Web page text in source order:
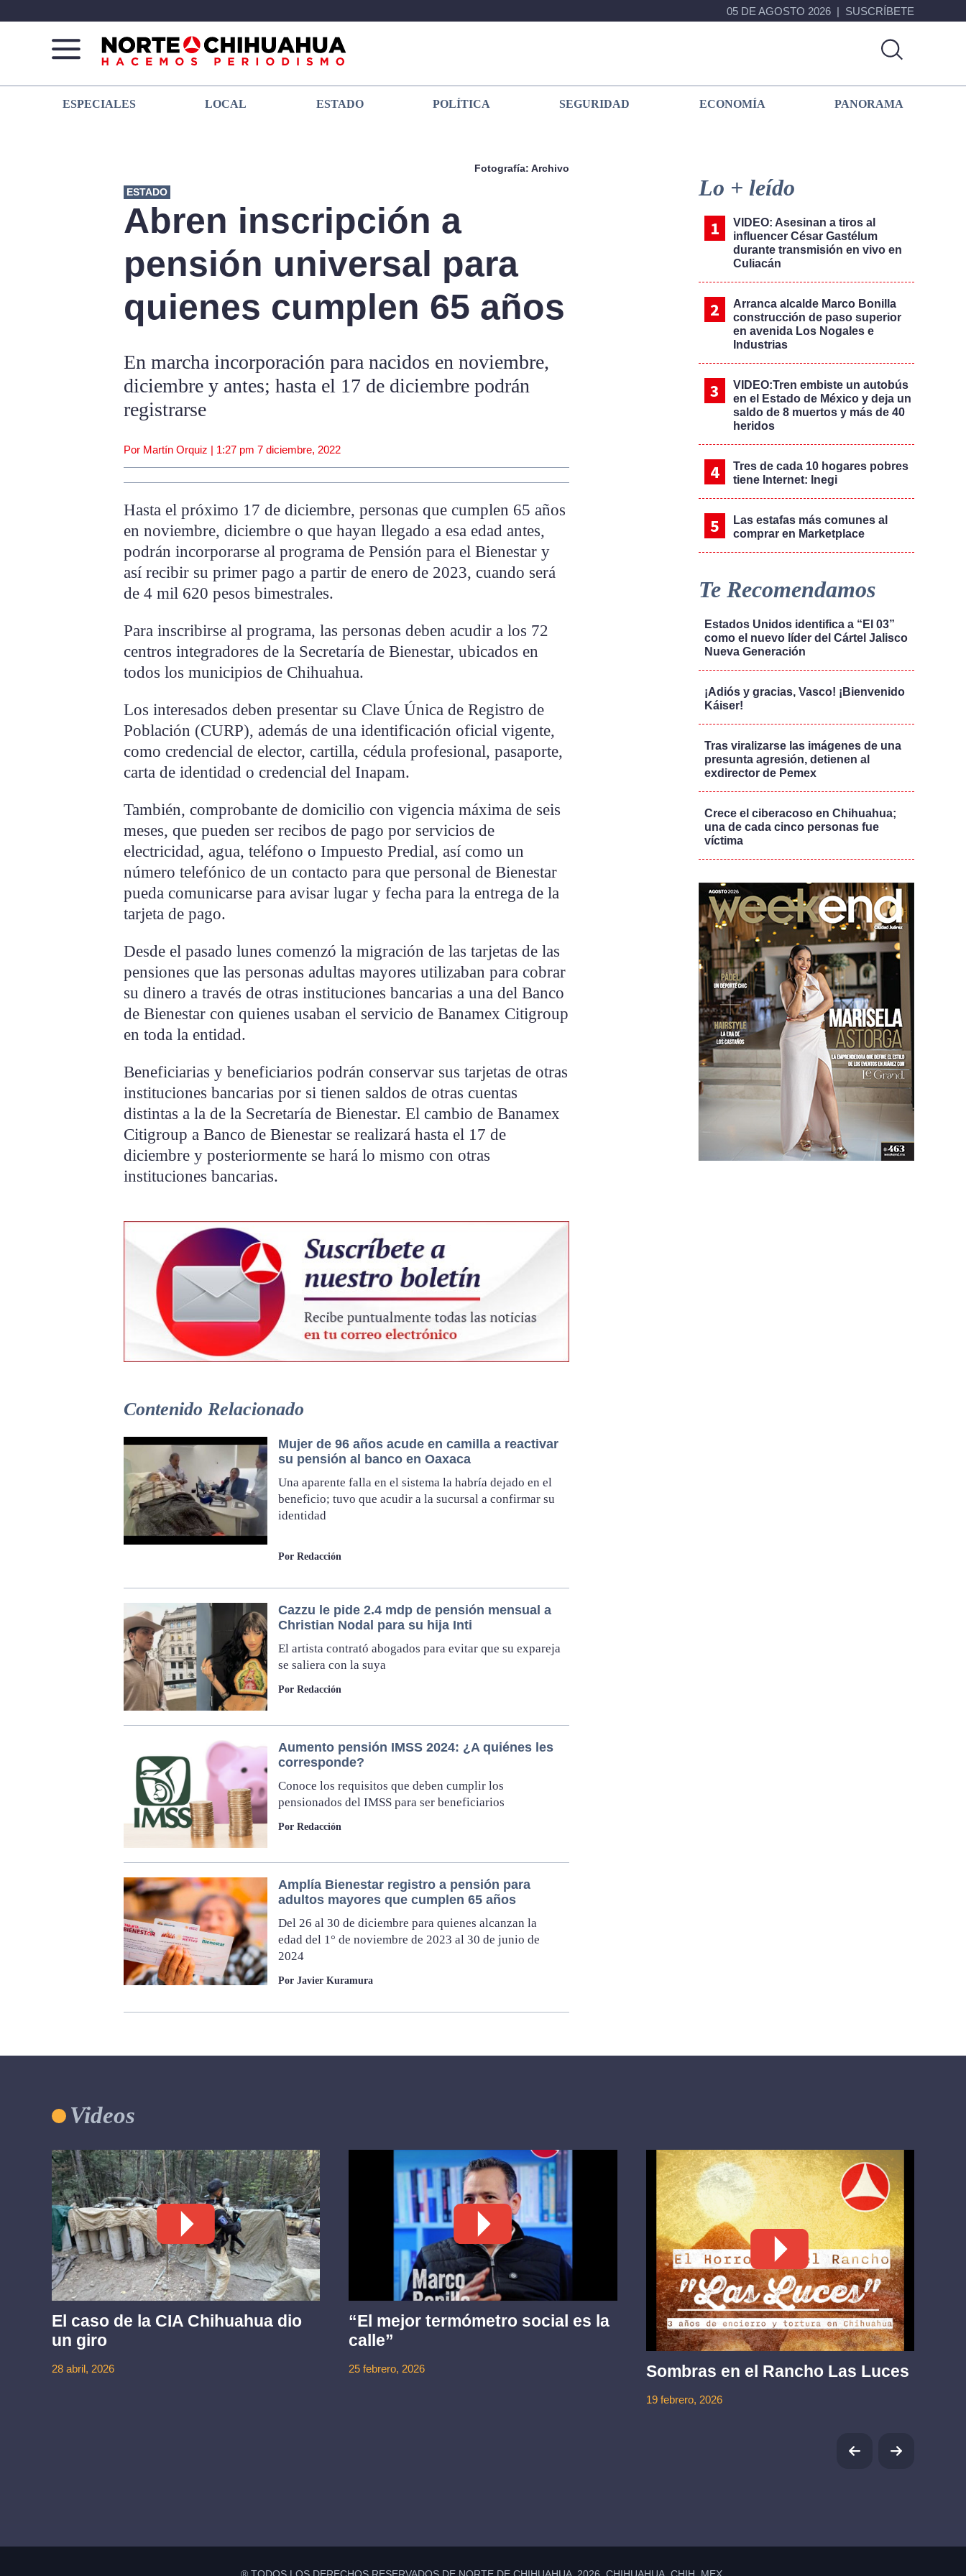
05 DE AGOSTO 2026 SUSCRÍBETE
Norte
De
Más
que
ESPECIALES LOCAL ESTADO POLÍTICA SEGURIDAD ECONOMÍA PANORAMA
Fotografía: Archivo
ESTADO
Abren inscripción a
pensión universal para
quienes cumplen 65 años
En marcha incorporación para nacidos en noviembre,
diciembre y antes; hasta el 17 de diciembre podrán
registrarse
Por Martín Orquiz | 1:27 pm 7 diciembre, 2022
Hasta el próximo 17 de diciembre, personas que cumplen 65 años
en noviembre, diciembre o que hayan llegado a esa edad antes,
podrán incorporarse al programa de Pensión para el Bienestar y
así recibir su primer pago a partir de enero de 2023, cuando será
de 4 mil 620 pesos bimestrales.
Para inscribirse al programa, las personas deben acudir a los 72
centros integradores de la Secretaría de Bienestar, ubicados en
todos los municipios de Chihuahua.
Los interesados deben presentar su Clave Única de Registro de
Población (CURP), además de una identificación oficial vigente,
como credencial de elector, cartilla, cédula profesional, pasaporte,
carta de identidad o credencial del Inapam.
También, comprobante de domicilio con vigencia máxima de seis
meses, que pueden ser recibos de pago por servicios de
electricidad, agua, teléfono o Impuesto Predial, así como un
número telefónico de un contacto para que personal de Bienestar
pueda comunicarse para avisar lugar y fecha para la entrega de la
tarjeta de pago.
Desde el pasado lunes comenzó la migración de las tarjetas de las
pensiones que las personas adultas mayores utilizaban para cobrar
su dinero a través de otras instituciones bancarias a una del Banco
de Bienestar con quienes usaban el servicio de Banamex Citigroup
en toda la entidad.
Beneficiarias y beneficiarios podrán conservar sus tarjetas de otras
instituciones bancarias por si tienen saldos de otras cuentas
distintas a la de la Secretaría de Bienestar. El cambio de Banamex
Citigroup a Banco de Bienestar se realizará hasta el 17 de
diciembre y posteriormente se hará lo mismo con otras
instituciones bancarias.
Contenido Relacionado
Mujer de 96 años acude en camilla a reactivar
su pensión al banco en Oaxaca
Una aparente falla en el sistema la habría dejado en el
beneficio; tuvo que acudir a la sucursal a confirmar su
identidad
Por Redacción
Cazzu le pide 2.4 mdp de pensión mensual a
Christian Nodal para su hija Inti
El artista contrató abogados para evitar que su expareja
se saliera con la suya
Por Redacción
Aumento pensión IMSS 2024: ¿A quiénes les
corresponde?
Conoce los requisitos que deben cumplir los
pensionados del IMSS para ser beneficiarios
Por Redacción
Amplía Bienestar registro a pensión para
adultos mayores que cumplen 65 años
Del 26 al 30 de diciembre para quienes alcanzan la
edad del 1° de noviembre de 2023 al 30 de junio de
2024
Por Javier Kuramura
Sidebar
Lo + leído
VIDEO: Asesinan a tiros al
influencer César Gastélum
durante transmisión en vivo en
Culiacán
Arranca alcalde Marco Bonilla
construcción de paso superior
en avenida Los Nogales e
Industrias
VIDEO:Tren embiste un autobús
en el Estado de México y deja un
saldo de 8 muertos y más de 40
heridos
Tres de cada 10 hogares pobres
tiene Internet: Inegi
Las estafas más comunes al
comprar en Marketplace
Te Recomendamos
Estados Unidos identifica a “El 03”
como el nuevo líder del Cártel Jalisco
Nueva Generación
¡Adiós y gracias, Vasco! ¡Bienvenido
Káiser!
Tras viralizarse las imágenes de una
presunta agresión, detienen al
exdirector de Pemex
Crece el ciberacoso en Chihuahua;
una de cada cinco personas fue
víctima
Videos
El caso de la CIA Chihuahua dio
un giro
28 abril, 2026
“El mejor termómetro social es la
calle”
25 febrero, 2026 Sombras en el Rancho Las Luces
19 febrero, 2026
® TODOS LOS DERECHOS RESERVADOS DE NORTE DE CHIHUAHUA 2026 CHIHUAHUA, CHIH. MEX.